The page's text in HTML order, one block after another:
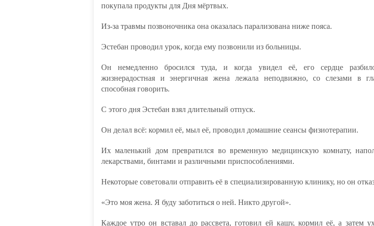
покупала продукты для Дня мёртвых.
Из-за травмы позвоночника она оказалась парализована ниже пояса.
Эстебан проводил урок, когда ему позвонили из больницы.
Он немедленно бросился туда, и когда увидел её, его сердце
жизнерадостная и энергичная жена лежала неподвижно, со слезами в
способная говорить.
С этого дня Эстебан взял длительный отпуск.
Он делал всё: кормил её, мыл её, проводил домашние сеансы физиотерапии.
Их маленький дом превратился во временную медицинскую комнату,
лекарствами, бинтами и различными приспособлениями.
Некоторые советовали отправить её в специализированную клинику, но он
«Это моя жена. Я буду заботиться о ней. Никто другой».
Каждое утро он вставал до рассвета, готовил ей кашу, кормил её, а затем